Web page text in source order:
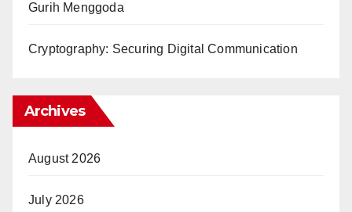
Gurih Menggoda
Cryptography: Securing Digital Communication
Archives
August 2026
July 2026